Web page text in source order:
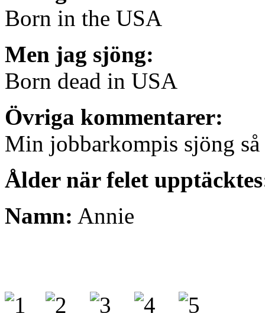
Born in the USA
Men jag sjöng:
Born dead in USA
Övriga kommentarer:
Min jobbarkompis sjöng
Ålder när felet
Namn: Annie